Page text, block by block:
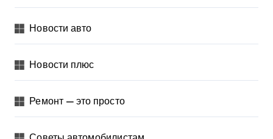
Новости авто
Новости плюс
Ремонт — это просто